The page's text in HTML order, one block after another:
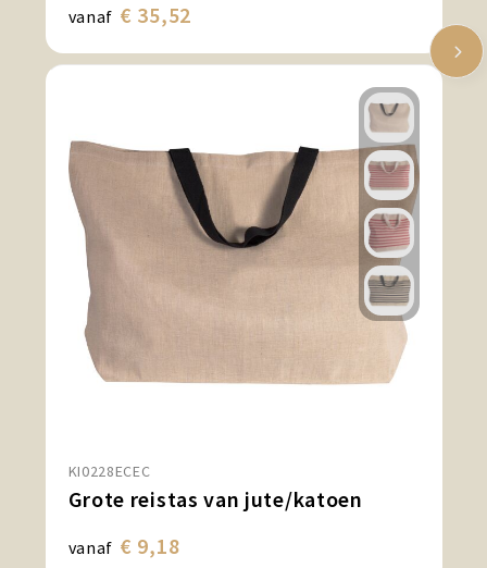
vanaf € 35,52
KI0228ECEC
Grote reistas van jute/katoen
vanaf € 9,18